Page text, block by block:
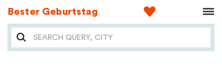
Bester Geburtstag